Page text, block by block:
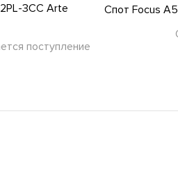
3CC Arte
поступление
Спот Focus